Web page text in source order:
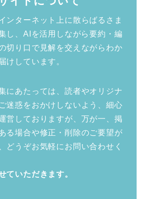
ンターネット上に散らばるさま
し、AIを活用しながら要約・編
切り口で見解を交えながらわか
けしています。
にあたっては、読者やオリジナ
迷惑をおかけしないよう、細心
営しておりますが、万が一、掲
る場合や修正・削除のご要望が
どうぞお気軽にお問い合わせく
ていただきます。